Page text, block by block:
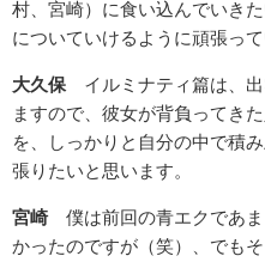
村、宮崎）に食い込んでいき
についていけるように頑張って
大久保 イルミナティ篇は、
ますので、彼女が背負ってき
を、しっかりと自分の中で積
張りたいと思います。
宮崎僕は前回の青エクであま
かったのですが（笑）、でも